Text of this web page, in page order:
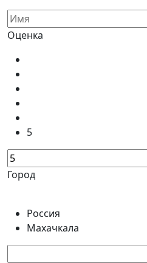
Оценка
5
Город
Россия
Махачкала